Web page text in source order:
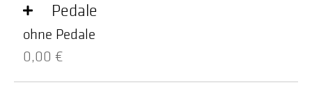
Pedale
ohne Pedale
0,00 €